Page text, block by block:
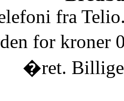
fra
for kroner
�ret.